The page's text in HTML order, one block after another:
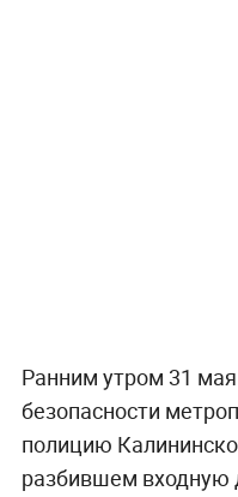
Ранним утром 31
безопасности
полицию
разбившем входную